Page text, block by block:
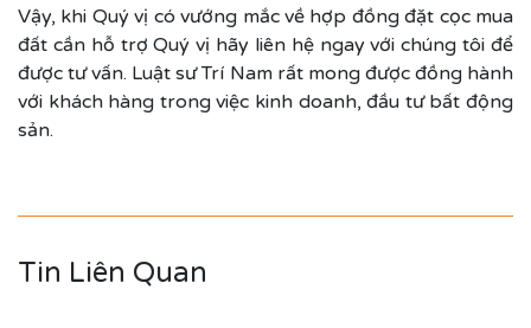
Vậy, khi Quý vị có vướng mắc về hợp đồng đặt cọc mua
đất cần hỗ trợ Quý vị hãy liên hệ ngay với chúng tôi để
được tư vấn. Luật sư Trí Nam rất mong được đồng hành
với khách hàng trong việc kinh doanh, đầu tư bất động
sản.
Tin Liên Quan